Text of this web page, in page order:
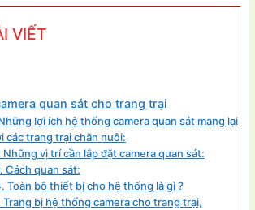
VIẾT
quan sát cho trang trại
lợi ích hệ thống camera quan sát mang lại
các trang trại chăn nuôi:
Những vị trí cần lắp đặt camera quan sát:
Cách quan sát:
Toàn bộ thiết bị cho hệ thống là gì ?
Trang bị hệ thống camera cho trang trại,